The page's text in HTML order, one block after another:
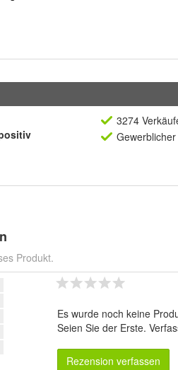
3274
Gewerblich
Produkt.
Es wurde noch keine
Seien Sie der Erste.
Rezension verfassen